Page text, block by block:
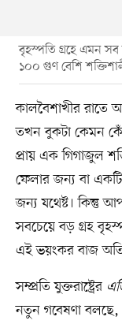
বৃহস্পতি গ্রহে এমন সব
১০০ গুণ বেশি
কালবৈশাখীর রাতে
তখন বুকটা কেমন
প্রায় এক গিগাজুল
ফেলার জন্য বা
জন্য যথেষ্ট। কিন্তু
সবচেয়ে বড় গ্রহ
এই ভয়ংকর বাজ অতি
সম্প্রতি যুক্তরাষ্ট্রের
নতুন গবেষণা বলছে,